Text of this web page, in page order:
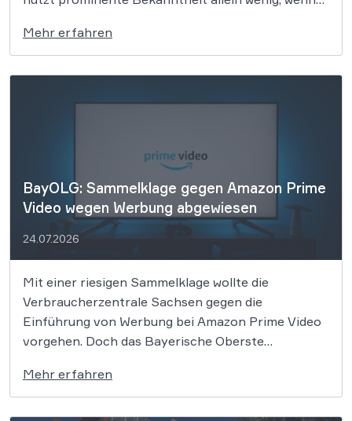
Gericht der Europäischen Union hat nun
entschieden, dass der Name „OPENAI“ wegen
mangelnder Unterscheidungskraft nicht als
Mehr erfahren
BayOLG: Sammelklage gegen Amazon Prime
Video wegen Werbung abgewiesen
24.07.2026
Mit einer riesigen Sammelklage wollte die
Verbraucherzentrale Sachsen gegen die
Einführung von Werbung bei Amazon Prime Video
vorgehen. Doch das Bayerische Oberste
eine Absage und weist die Klage von rund 324.000
Betroffenen ab. Wir erklären dir, was hinter der
Mehr erfahren